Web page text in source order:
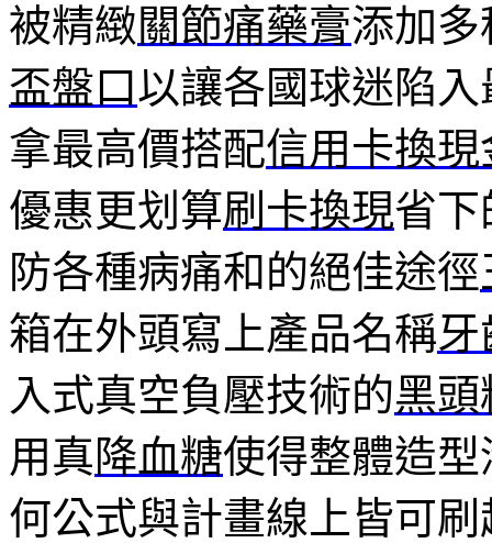
被精緻關節痛藥膏添加
盃盤口以讓各國球迷陷
拿最高價搭配信用卡換現
優惠更划算刷卡換現省下
防各種病痛和的絕佳途徑
箱在外頭寫上產品名稱
入式真空負壓技術的黑頭
用真降血糖使得整體造
何公式與計畫線上皆可刷